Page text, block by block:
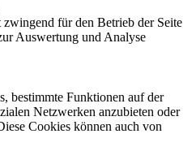
für den Betrieb der Seite
Auswertung und Analyse
bestimmte Funktionen auf der
Netzwerken anzubieten oder
Cookies können auch von